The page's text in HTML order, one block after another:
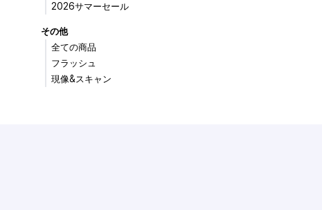
2026サマーセール
その他
全ての商品
フラッシュ
現像&スキャン